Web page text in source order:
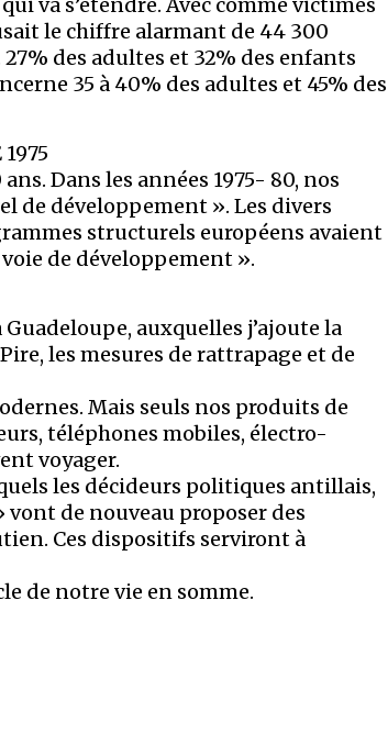
va s’étendre. Avec comme victimes
le chiffre alarmant de 44 300
des adultes et 32% des enfants
35 à 40% des adultes et 45% des
Dans les années 1975- 80, nos
de développement ». Les divers
structurels européens avaient
de développement ».
auxquelles j’ajoute la
les mesures de rattrapage et de
Mais seuls nos produits de
téléphones mobiles, électro-
voyager.
les décideurs politiques antillais,
de nouveau proposer des
Ces dispositifs serviront à
de notre vie en somme.